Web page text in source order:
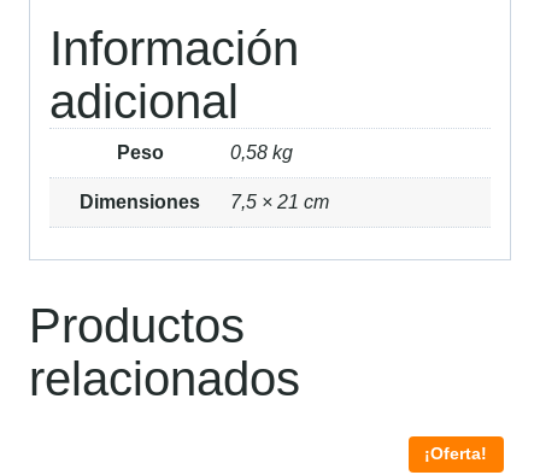
Información
adicional
Peso 0,58 kg
Dimensiones 7,5 × 21 cm
Productos
relacionados
¡Oferta!